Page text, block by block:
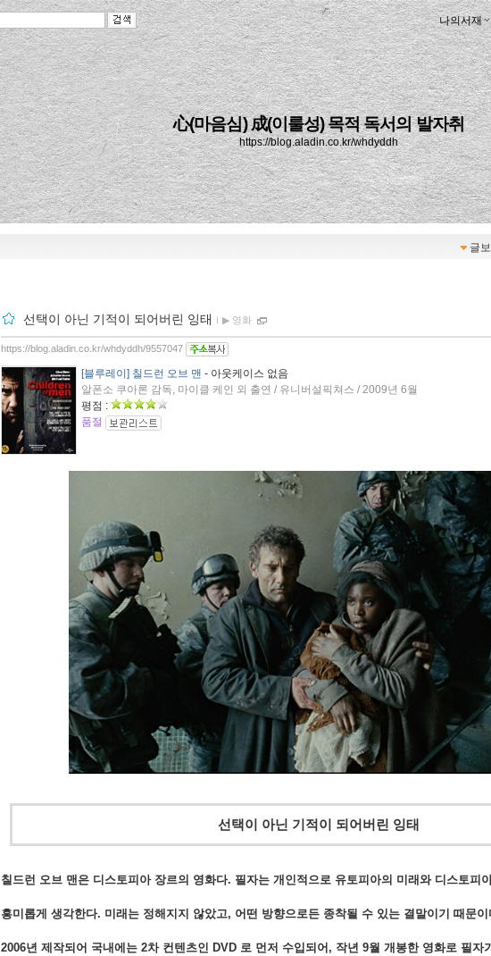
나의서재
心(마음심) 成(이룰성) 목적 독서의 발자취
https://blog.aladin.co.kr/whdyddh
글보
선택이 아닌 기적이 되어버린 잉태 ｌ ▶ 영화
https://blog.aladin.co.kr/whdyddh/9557047
[블루레이] 칠드런 오브 맨 - 아웃케이스 없음
알폰소 쿠아론 감독, 마이클 케인 외 출연 / 유니버설픽쳐스 / 2009년 6월
평점 :
품절
선택이 아닌 기적이 되어버린 잉태
칠드런 오브 맨은 디스토피아 장르의 영화다. 필자는 개인적으로 유토피아의 미래와 디스토피
흥미롭게 생각한다. 미래는 정해지지 않았고, 어떤 방향으로든 종착될 수 있는 결말이기 때문이
2006년 제작되어 국내에는 2차 컨텐츠인 DVD 로 먼저 수입되어, 작년 9월 개봉한 영화로 필자